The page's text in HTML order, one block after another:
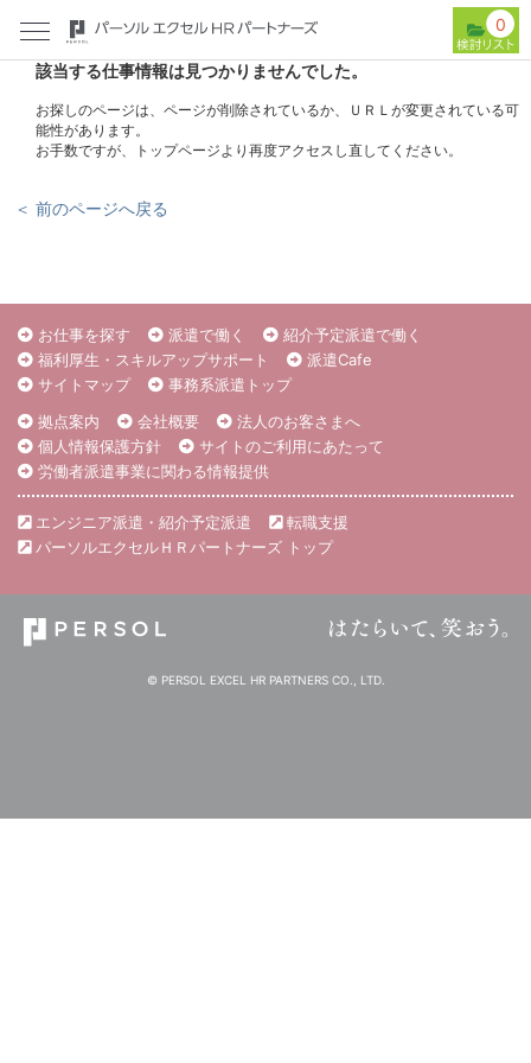
0
該当する仕事情報は見つかりませんでした。
お探しのページは、ページが削除されているか、ＵＲＬが変更されている可
能性があります。
お手数ですが、トップページより再度アクセスし直してください。
＜ 前のページへ戻る
お仕事を探す 派遣で働く
紹介予定派遣で働く
福利厚生・スキルアップサポート
派遣Cafe
サイトマップ
事務系派遣トップ
拠点案内
会社概要
法人のお客さまへ
個人情報保護方針
サイトのご利用にあたって
労働者派遣事業に関わる情報提供
エンジニア派遣・紹介予定派遣
転職支援
パーソルエクセルＨＲパートナーズ トップ
© PERSOL EXCEL HR PARTNERS CO., LTD.